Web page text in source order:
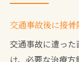
準備
八幡西区で
交通事故後に接
交通事故に遭っ
け、必要な治療